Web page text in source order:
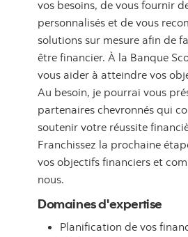
vos besoins, de vous fournir
personnalisés et de vous
solutions sur mesure afin de
être financier. À la Banque
vous aider à atteindre vos
Au besoin, je pourrai vous
partenaires chevronnés qui
soutenir votre réussite
Franchissez la prochaine
vos objectifs financiers et
nous.
Domaines d'expertise
Planification de vos